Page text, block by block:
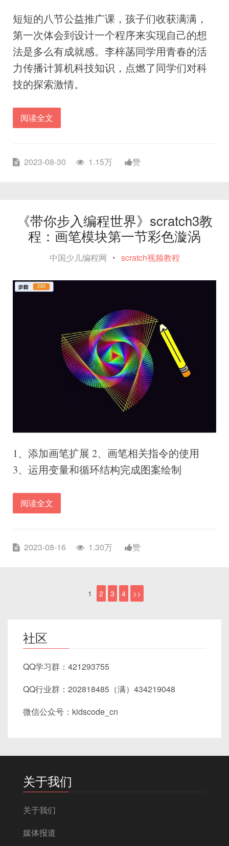
短短的八节公益推广课，孩子们收获满满，
第一次体会到设计一个程序来实现自己的想
法是多么有成就感。李梓菡同学用青春的活
力传播计算机科技知识，点燃了同学们对科
技的探索激情。
阅读全文
2023-08-30 1.15万 赞
《带你步入编程世界》scratch3教
程：画笔模块第一节彩色漩涡
中国少儿编程网 • scratch视频教程
1、添加画笔扩展 2、画笔相关指令的使用
3、运用变量和循环结构完成图案绘制
阅读全文
2023-08-16 1.30万 赞
1 2 3 4 >>
社区
QQ学习群：421293755
QQ行业群：202818485（满）434219048
微信公众号：kidscode_cn
关于我们
关于我们
媒体报道